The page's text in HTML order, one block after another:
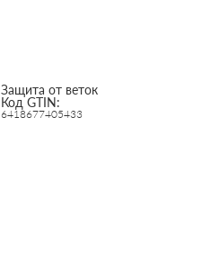
Защита от веток
Код GTIN:
6418677405433